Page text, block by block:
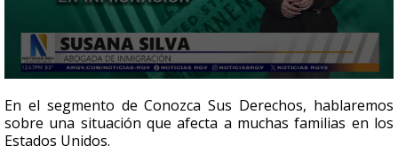
seconds
of
1
minute,
En el segmento de Conozca Sus Derechos, hablaremos
sobre una situación que afecta a muchas familias en los
Estados Unidos.